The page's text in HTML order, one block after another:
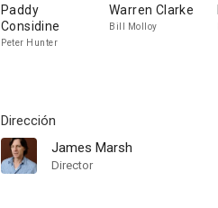
Paddy
Considine
Peter Hunter
Warren Clarke
Bill Molloy
Dirección
James Marsh
Director